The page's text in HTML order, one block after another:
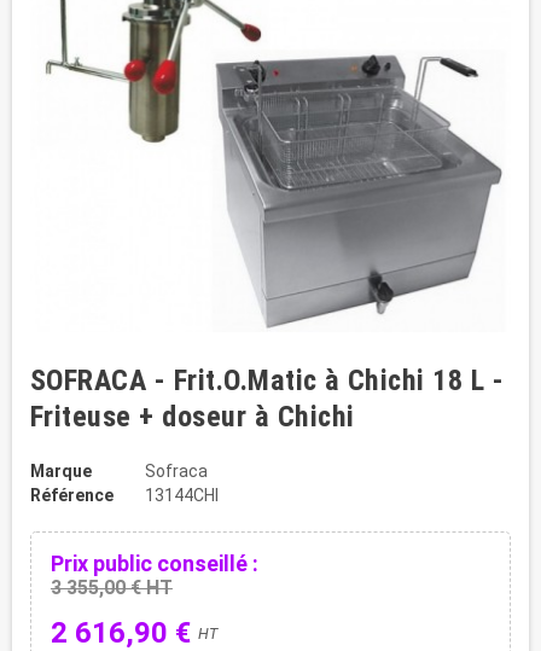
SOFRACA - Frit.O.Matic à Chichi 18 L -
Friteuse + doseur à Chichi
Marque
Sofraca
Référence
13144CHI
Prix public conseillé :
3 355,00 € HT
2 616,90 € HT